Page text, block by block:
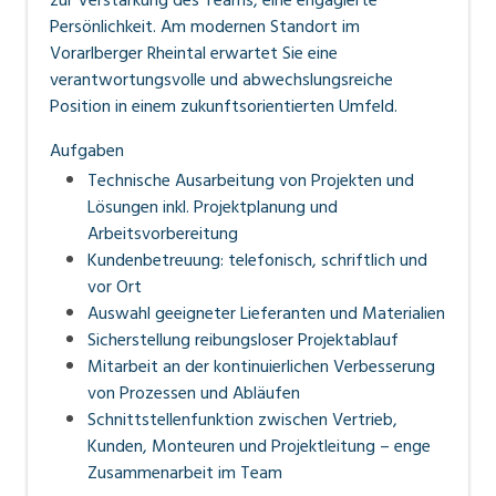
www.personalmanagement.li
Persönlichkeit. Am modernen Standort im
Vorarlberger Rheintal erwartet Sie eine
verantwortungsvolle und abwechslungsreiche
Position in einem zukunftsorientierten Umfeld.
Aufgaben
Technische Ausarbeitung von Projekten und
Lösungen inkl. Projektplanung und
Arbeitsvorbereitung
Kundenbetreuung: telefonisch, schriftlich und
vor Ort
Auswahl geeigneter Lieferanten und Materialien
Sicherstellung reibungsloser Projektablauf
Mitarbeit an der kontinuierlichen Verbesserung
von Prozessen und Abläufen
Schnittstellenfunktion zwischen Vertrieb,
Kunden, Monteuren und Projektleitung – enge
Zusammenarbeit im Team